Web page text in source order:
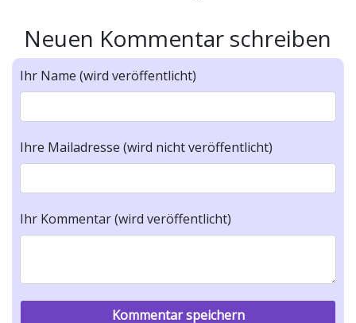
Neuen Kommentar schreiben
Ihr Name (wird veröffentlicht)
Ihre Mailadresse (wird nicht veröffentlicht)
Ihr Kommentar (wird veröffentlicht)